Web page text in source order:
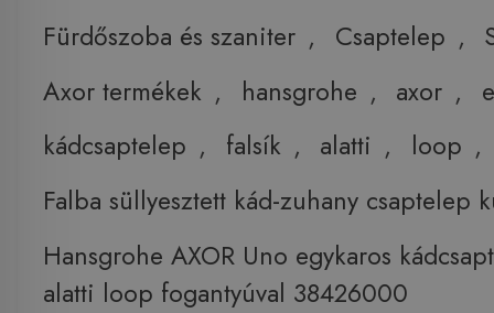
Fürdőszoba és szaniter , Csaptelep ,
Axor termékek , hansgrohe , axor ,
kádcsaptelep , falsík , alatti , loop ,
Falba süllyesztett kád-zuhany csaptelep
Hansgrohe AXOR Uno egykaros
alatti loop fogantyúval 38426000